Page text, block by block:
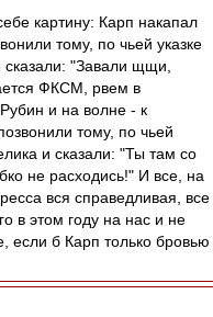
картину: Карп накапал
тому, по чьей указке
"Завали щщи,
ФКСМ, рвем в
и на волне - к
тому, по чьей
и сказали: "Ты там со
не расходись!" И все, на
вся справедливая, все
в этом году на нас и не
если б Карп только бровью